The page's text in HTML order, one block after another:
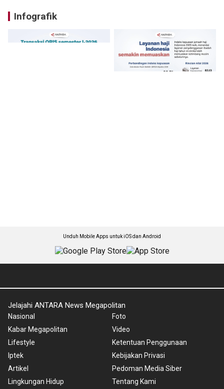
Infografik
Unduh Mobile Apps untuk iOS dan Android
Jelajahi ANTARA News Megapolitan
Nasional
Kabar Megapolitan
Lifestyle
Iptek
Artikel
Lingkungan Hidup
Foto
Video
Ketentuan Penggunaan
Kebijakan Privasi
Pedoman Media Siber
Tentang Kami